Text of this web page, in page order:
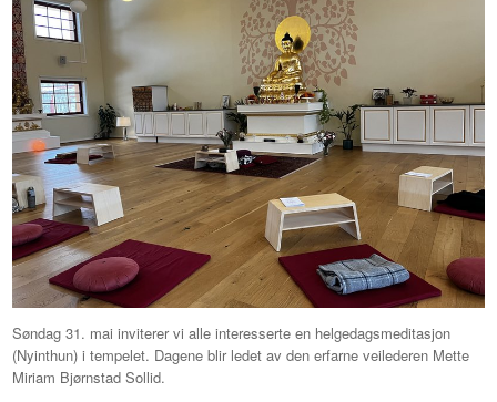
Søndag 31. mai inviterer vi alle interesserte en helgedagsmeditasjon
(Nyinthun) i tempelet. Dagene blir ledet av den erfarne veilederen Mette
Miriam Bjørnstad Sollid.